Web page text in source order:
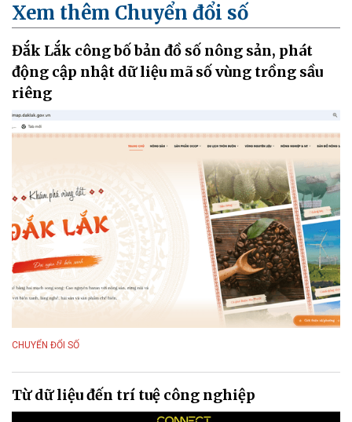
Xem thêm Chuyển đổi số
Đắk Lắk công bố bản đồ số nông sản, phát
động cập nhật dữ liệu mã số vùng trồng sầu
riêng
CHUYỂN ĐỔI SỐ
Từ dữ liệu đến trí tuệ công nghiệp